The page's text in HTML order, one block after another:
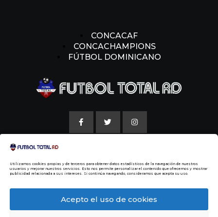
Utilizamos cookies propias y de terceros para obtener datos estadísticos de la navegación de nuestros
usuarios y mejorar nuestros servicios. Esto nos permite personalizar el contenido que ofrecemos y mostrar
publicidad relacionada a sus intereses. Si continúa navegando, consideramos que acepta su uso.
Acepto el uso de cookies
CONCACAF
CONCACHAMPIONS
FÚTBOL DOMINICANO
POLITICAS DE COOKIE